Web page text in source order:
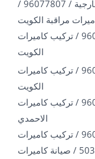
تركيب كاميرات مراقبة داخلية وخارجية / 96077807 /
مراقبة الكويت
فني كاميرات مراقبة الكويت / 96077807 / تركيب كاميرات
الكويت
فني كاميرات مراقبة الكويت / 96077807 / تركيب كاميرات
الكويت
فني تركيب كاميرات / 96077807 / تركيب كاميرات
الاحمدي
فني تركيب كاميرات مراقبة / 50383036 / صيانة كاميرات